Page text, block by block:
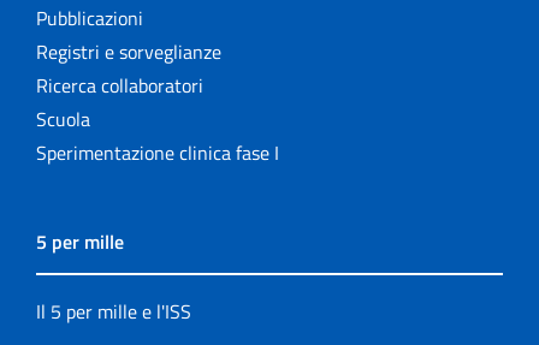
Pubblicazioni
Registri e sorveglianze
Ricerca collaboratori
Scuola
Sperimentazione clinica fase I
5 per mille
Il 5 per mille e l'ISS